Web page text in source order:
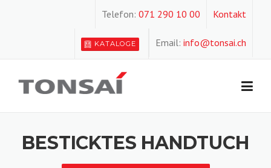
Kontakt
Telefon: 071 290 10 00
Email: info@tonsai.ch
KATALOGE
BESTICKTES HANDTUCH